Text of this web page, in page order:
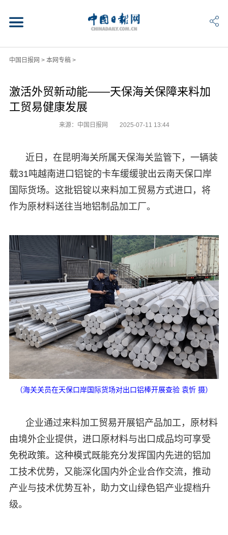
中国日报网 > 本网专稿>
激活外贸新动能——天保海关保障来料加
工贸易健康发展
来源：中国日报网 2025-07-11 13:44
近日，在昆明海关所属天保海关监管下，一辆装
载31吨越南进口铝锭的卡车缓缓驶出云南天保口岸
国际货场。这批铝锭以来料加工贸易方式进口，将
作为原材料送往当地铝制品加工厂。
（海关关员在天保口岸国际货场对出口铝棒开展查验 袁忻 摄）
企业通过来料加工贸易开展铝产品加工，原材料
由境外企业提供，进口原材料与出口成品均可享受
免税政策。这种模式既能充分发挥国内先进的铝加
工技术优势，又能深化国内外企业合作交流，推动
产业与技术优势互补，助力文山绿色铝产业提档升
级。